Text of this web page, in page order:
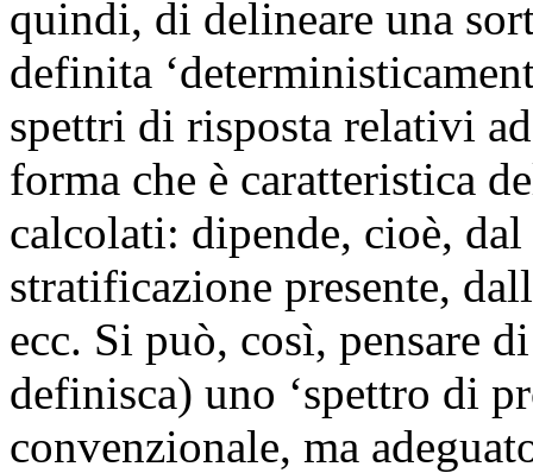
quindi, di delineare una
definita
spettri di risposta relativi
forma che è caratteristica
calcolati: dipende, cioè,
stratificazione presente,
ecc. Si può, così, pensare
definisca) uno ‘spettro di
convenzionale, ma